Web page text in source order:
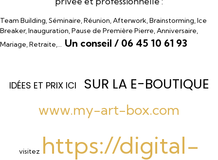
Team Building, Séminaire, Réunion, Afterwork, Brainstorming, Ice
Breaker, Inauguration, Pause de Première Pierre, Anniversaire,
Mariage, Retraite,… Un conseil / 06 45 10 61 93
IDÉES ET PRIX ICI SUR LA E-BOUTIQUE
www.my-art-box.com
visitez https://digital-